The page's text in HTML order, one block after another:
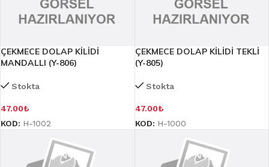
ÇEKMECE DOLAP KİLİDİ
MANDALLI (Y-806)
Stokta
47.00₺
KOD: H-1002
ÇEKMECE DOLAP KİLİDİ TEKLİ
(Y-805)
Stokta
47.00₺
KOD: H-1000